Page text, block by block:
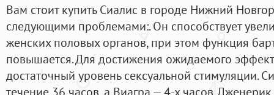
Вам стоит купить Сиалис в городе Нижний
следующими проблемами:. Он способствует
женских половых органов, при этом функция
повышается. Для достижения ожидаемого
достаточный уровень сексуальной стимуляции.
течение 36 часов, а Виагра — 4-х часов.